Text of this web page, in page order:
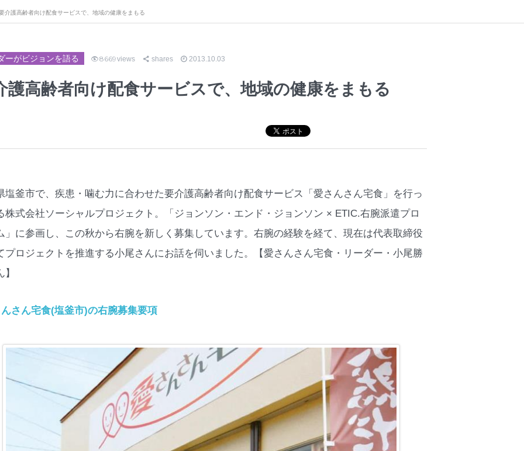
介護高齢者向け配食サービスで、地域の健康をまもる
ーがビジョンを語る 8669views shares 2013.10.03
護高齢者向け配食サービスで、地域の健康をまもる
塩釜市で、疾患・噛む力に合わせた要介護高齢者向け配食サービス「愛さんさん宅食」を行っ
株式会社ソーシャルプロジェクト。「ジョンソン・エンド・ジョンソン × ETIC.右腕派遣プロ
」に参画し、この秋から右腕を新しく募集しています。右腕の経験を経て、現在は代表取締役
プロジェクトを推進する小尾さんにお話を伺いました。【愛さんさん宅食・リーダー・小尾勝
さん宅食(塩釜市)の右腕募集要項